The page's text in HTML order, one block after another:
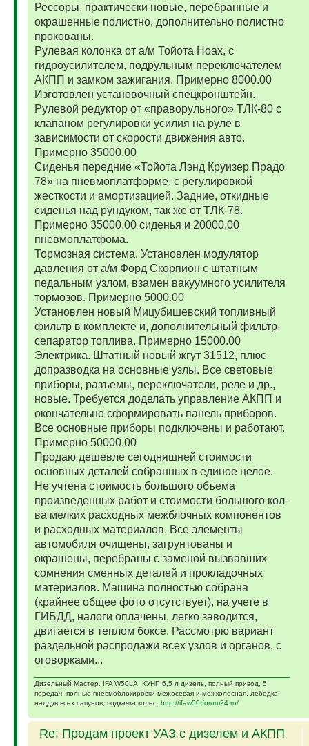
Рессоры, практически новые, перебранные и
окрашенные полистно, дополнительно полистно
прокованы.
Рулевая колонка от а/м Тойота Ноах, с
гидроусилителем, подрульным переключателем
АКПП и замком зажигания. Примерно 8000.00
Изготовлен установочный спецкронштейн.
Рулевой редуктор от «праворульного» ТЛК-80 с
клапаном регулировки усилия на руле в
зависимости от скорости движения авто.
Примерно 35000.00
Сиденья передние «Тойота Лэнд Круизер Прадо
78» на пневмоплатформе, с регулировкой
жесткости и амортизацией. Задние, откидные
сиденья над рундуком, так же от ТЛК-78.
Примерно 35000.00 сиденья и 20000.00
пневмоплатфома.
Тормозная система. Установлен модулятор
давления от а/м Форд Скорпион с штатным
педальным узлом, взамен вакуумного усилителя
тормозов. Примерно 5000.00
Установлен новый Мицубишевский топливный
фильтр в комплекте и, дополнительный фильтр-
сепаратор топлива. Примерно 15000.00
Электрика. Штатный новый жгут 31512, плюс
допразводка на основные узлы. Все световые
приборы, разъемы, переключатели, реле и др.,
новые. Требуется доделать управление АКПП и
окончательно сформировать панель приборов.
Все основные приборы подключены и работают.
Примерно 50000.00
Продаю дешевле сегодняшней стоимости
основных деталей собранных в единое целое.
Не учтена стоимость большого объема
произведенных работ и стоимости большого кол-
ва мелких расходных межблочных компонентов
и расходных материалов. Все элементы
автомобиля очищены, загрунтованы и
окрашены, перебраны с заменой вызвавших
сомнения сменных деталей и прокладочных
материалов. Машина полностью собрана
(крайнее общее фото отсутствует), на учете в
ГИБДД, налоги оплачены, легко заводится,
двигается в теплом боксе. Рассмотрю вариант
раздельной распродажи всех узлов и органов, с
оговорками...
Дизельный Мастер. IFA W50LA, КУНГ, 6,5 л дизель, полный привод, 5
передач, полные пневмоблокировки межосевая и межколесная, лебедка,
наддув всех сапунов, подкачка колес. http://ifaw50.forum24.ru/
Re: Продам проект УАЗ с дизелем и АКПП